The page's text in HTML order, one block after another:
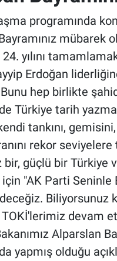
programında
mübarek
yılını
Erdoğan
hep birlikte
Türkiye tarih
tankını,
rekor seviyelere
bir, güçlü bir
"AK Parti Seninle
Biliyorsunuz
devam
Alparslan
yapmış olduğu